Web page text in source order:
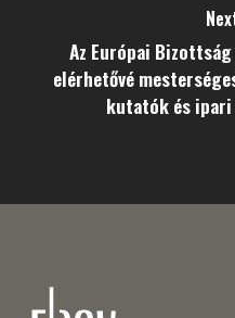
Az Európai
elérhetővé
kutatók és ipari